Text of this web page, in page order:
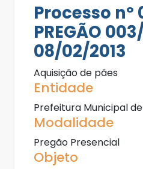
Processo nº
PREGÃO
08/02/2013
Aquisição de pães
Entidade
Prefeitura Municipal
Modalidade
Pregão Presencial
Objeto